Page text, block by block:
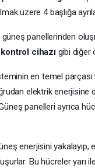
üzere 4 başlığa
panellerinden
cihazıgibi diğer
en temel
elektrik
panelleri ayrıca
enerjisini yakalayıp,
Bu hücreler yarı